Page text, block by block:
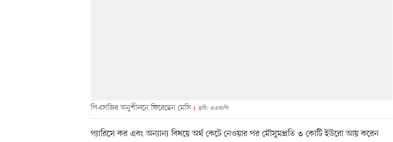
পিএসজির অনুশীলনে ফিরেছেন মেসি ছবি: এএফপি
প্যারিসে কর এবং অন্যান্য বিষয়ে অর্থ কেটে নেওয়ার পর মৌসুমপ্রতি ৩ কোটি ইউরো আয় করেন